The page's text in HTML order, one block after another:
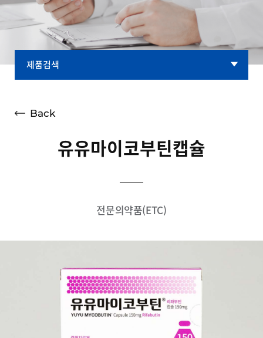
제품검색
대표브랜드
Back
유유마이코부틴캡슐
전문의약품(ETC)